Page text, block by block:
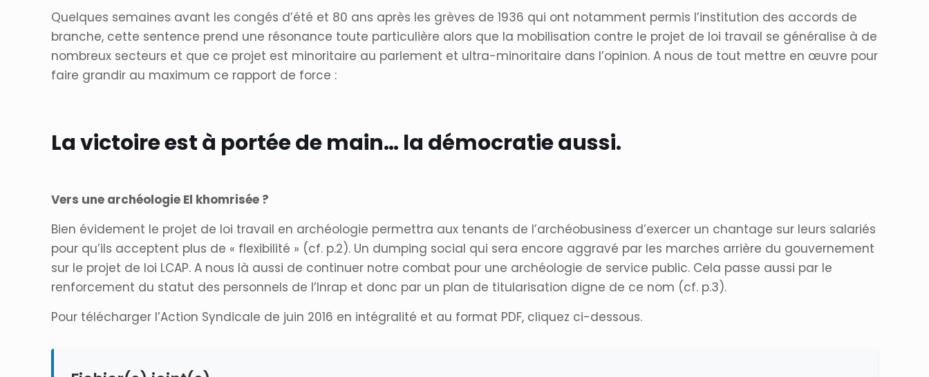
Quelques semaines avant les congés d’été et 80 ans après les grèves de 1936 qui ont notamment permis l’institution des accords de
branche, cette sentence prend une résonance toute particulière alors que la mobilisation contre le projet de loi travail se généralise à de
nombreux secteurs et que ce projet est minoritaire au parlement et ultra-minoritaire dans l’opinion. A nous de tout mettre en œuvre pour
faire grandir au maximum ce rapport de force :
La victoire est à portée de main… la démocratie aussi.
Vers une archéologie El khomrisée ?
Bien évidement le projet de loi travail en archéologie permettra aux tenants de l’archéobusiness d’exercer un chantage sur leurs salariés
pour qu’ils acceptent plus de « flexibilité » (cf. p.2). Un dumping social qui sera encore aggravé par les marches arrière du gouvernement
sur le projet de loi LCAP. A nous là aussi de continuer notre combat pour une archéologie de service public. Cela passe aussi par le
renforcement du statut des personnels de l’Inrap et donc par un plan de titularisation digne de ce nom (cf. p.3).
Pour télécharger l’Action Syndicale de juin 2016 en intégralité et au format PDF, cliquez ci-dessous.